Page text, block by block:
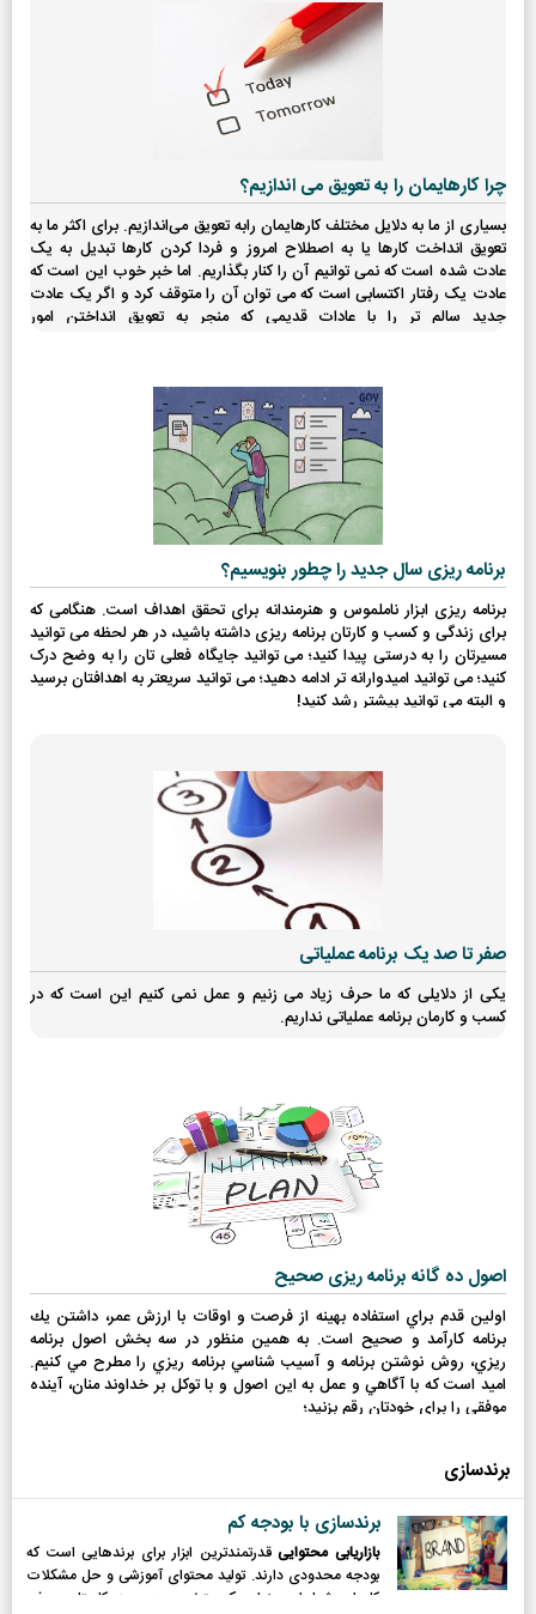
چرا کارهایمان را به تعویق می اندازیم؟
بسیاری از ما به دلایل مختلف کارهایمان رابه تعویق می‌اندازیم. برای اکثر ما به
تعویق انداخت کارها یا به اصطلاح امروز و فردا کردن کارها تبدیل به یک
عادت شده است که نمی توانیم آن را کنار بگذاریم. اما خبر خوب این است که
عادت یک رفتار اکتسابی است که می توان آن را متوقف کرد و اگر یک عادت
جدید سالم تر را با عادات قدیمی که منجر به تعویق انداختن امور
برنامه ریزی سال جدید را چطور بنویسیم؟
برنامه ریزی ابزار ناملموس و هنرمندانه برای تحقق اهداف است. هنگامی که
برای زندگی و کسب و کارتان برنامه ریزی داشته باشید، در هر لحظه می توانید
مسیرتان را به درستی پیدا کنید؛ می توانید جایگاه فعلی تان را به وضح درک
کنید؛ می توانید امیدوارانه تر ادامه دهید؛ می توانید سریعتر به اهدافتان برسید
و البته می توانید بیشتر رشد کنید!
صفر تا صد یک برنامه عملیاتی
یکی از دلایلی که ما حرف زیاد می زنیم و عمل نمی کنیم این است که در
کسب و کارمان برنامه عملیاتی نداریم.
اصول ده گانه برنامه ریزی صحیح
اولين قدم براي استفاده بهينه از فرصت و اوقات با ارزش عمر، داشتن يك
برنامه كارآمد و صحيح است. به همين منظور در سه بخش اصول برنامه
ريزي، روش نوشتن برنامه و آسيب شناسي برنامه ريزي را مطرح مي كنيم.
اميد است كه با آگاهي و عمل به اين اصول و با توكل بر خداوند منان، آينده
موفقي را براي خودتان رقم بزنيد؛
برندسازی
برندسازی با بودجه کم
بازاریابی محتواییقدرتمندترین ابزار برای برندهایی است که
بودجه محدودی دارند. تولید محتوای آموزشی و حل مشکلات
کاربران، شما را به عنوان یک متخصص در حوزه کاریتان معرفی